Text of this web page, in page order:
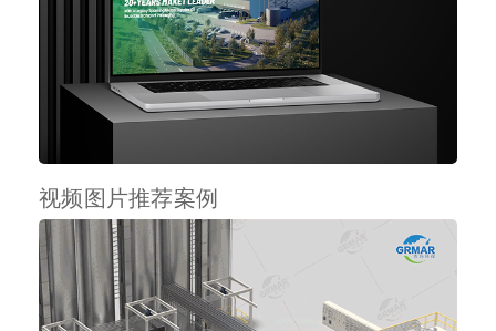
视频图片推荐案例